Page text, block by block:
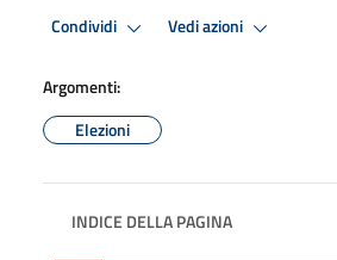
Condividi Vedi azioni
Argomenti:
Elezioni
INDICE DELLA PAGINA